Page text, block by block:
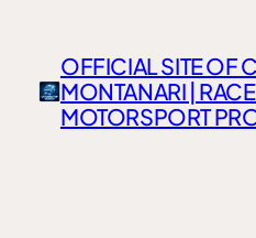
OFFICIAL SITE OF
MONTANARI |
MOTORSPORT